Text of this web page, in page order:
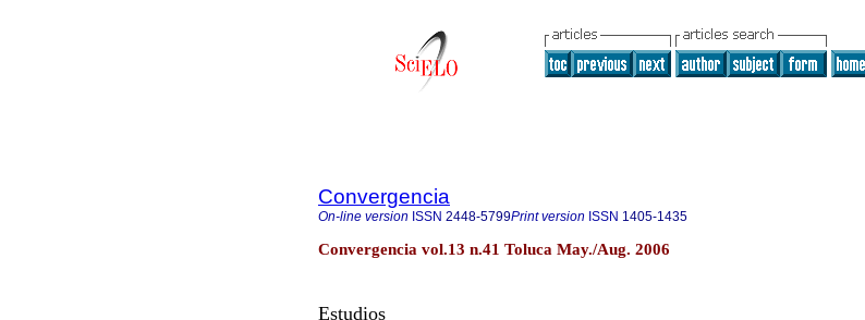
Convergencia
On-line version ISSN 2448-5799Print version ISSN 1405-1435
Convergencia vol.13 n.41 Toluca May./Aug. 2006
Estudios